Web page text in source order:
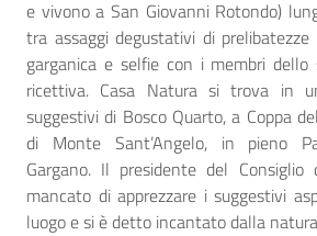
e vivono a San Giovanni Rotondo)
tra assaggi degustativi di prelibatezze
garganica e selfie con i membri
ricettiva. Casa Natura si trova in
suggestivi di Bosco Quarto, a Coppa
di Monte Sant’Angelo, in pieno
Gargano. Il presidente del
mancato di apprezzare i suggestivi
luogo e si è detto incantato dalla